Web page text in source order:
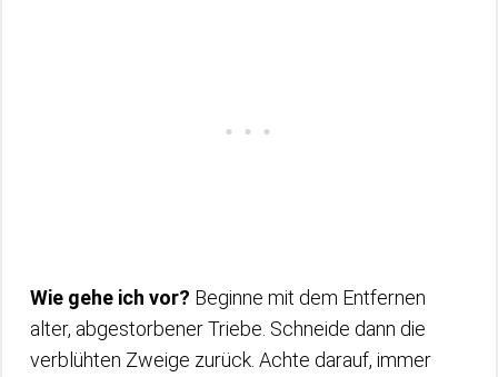
Wie gehe ich vor? Beginne mit dem Entfernen
alter, abgestorbener Triebe. Schneide dann die
verblühten Zweige zurück. Achte darauf, immer